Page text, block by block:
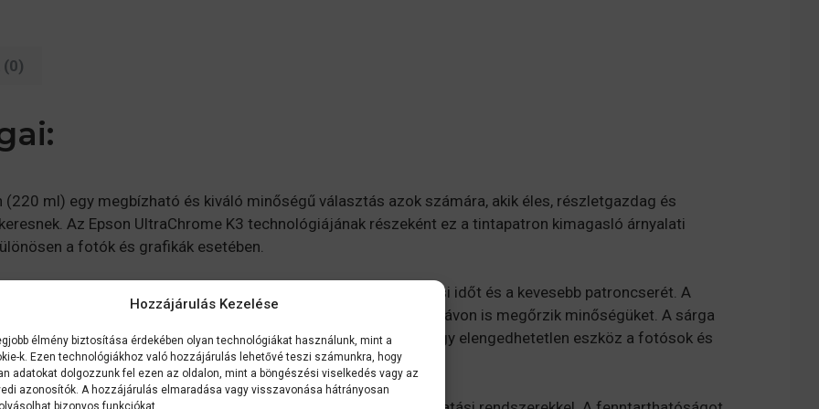
Hozzájárulás Kezelése
élmény biztosítása érdekében olyan technológiákat használunk, mint a
k. Ezen technológiákhoz való hozzájárulás lehetővé teszi számunkra, hogy
adatokat dolgozzunk fel ezen az oldalon, mint a böngészési viselkedés vagy az
azonosítók. A hozzájárulás elmaradása vagy visszavonása hátrányosan
bizonyos funkciókat.
ml) egy megbízható és kiváló minőségű választás azok számára, akik éles, részletgazdag és
Az Epson UltraChrome K3 technológiájának részeként ez a tintapatron kimagasló árnyalati
a fotók és grafikák esetében.
nyomtatási feladatokhoz, biztosítva a hosszabb működési időt és a kevesebb patroncserét. A
és ellenállnak a fénynek, karcolásnak és víznek, így hosszú távon is megőrzik minőségüket. A sárga
a kontrasztok és a finom tónusok pontos megjelenítésében, így elengedhetetlen eszköz a fotósok és